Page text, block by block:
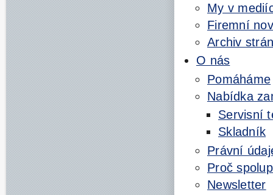
My v
Firemní
Archiv
O nás
Pomáháme
Nabídka
Servisní
Skladník
Právní
Proč
Newsletter